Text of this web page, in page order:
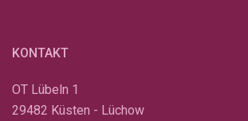
KONTAKT
OT Lübeln 1
29482 Küsten - Lüchow